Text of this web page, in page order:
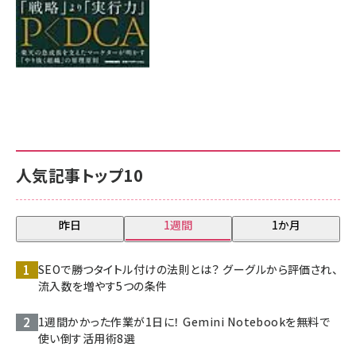
人気記事トップ10
昨日 1週間 1か月
SEOで勝つタイトル付けの法則とは？ グーグルから評価され、
流入数を増やす5つの条件
1週間かかった作業が1日に！ Gemini Notebookを無料で
使い倒す活用術8選